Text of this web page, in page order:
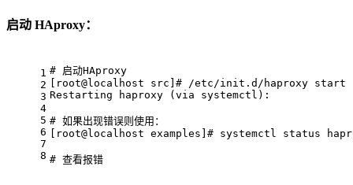
启动 HAproxy：
1
2
3
4
5
6
7
8
# 启动HAproxy
[root@localhost src] # /etc/init.d/haproxy start
Restarting haproxy (via systemctl):
# 如果出现错误则使用：
[root@localhost examples] # systemctl status
# 查看报错